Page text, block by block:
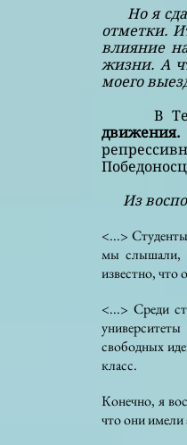
Но я сдал
отметки.
влияние
жизни. А
моего
В
движения.
Из
<...>
мы слышали,
известно, что
<...> Среди
свободных
класс.
Конечно, я
что они имели